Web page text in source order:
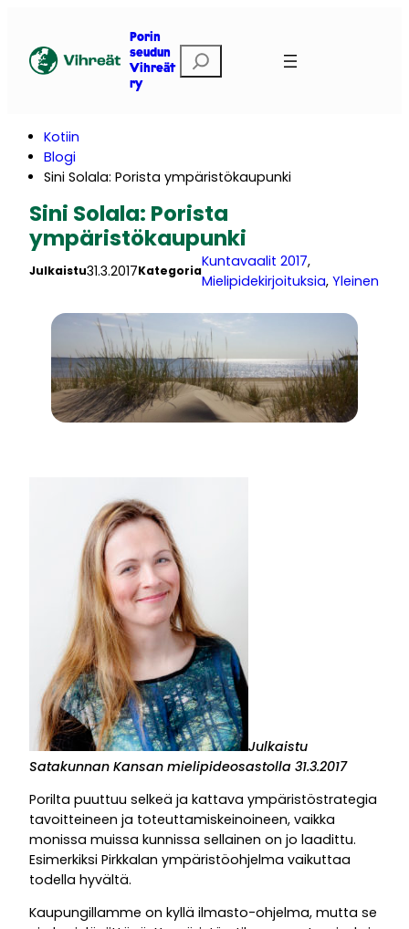
Porin
seudun
Vihreät
ry
t
Kotiin
Blogi
Sini Solala: Porista ympäristökaupunki
Sini Solala: Porista
ympäristökaupunki
Julkaistu31.3.2017Kategoria
Kuntavaalit 2017
Mielipidekirjoituksia, Yleinen
Julkaistu
Satakunnan Kansan mielipideosastolla 31.3.2017
Porilta puuttuu selkeä ja kattava ympäristöstrategia
tavoitteineen ja toteuttamiskeinoineen, vaikka
monissa muissa kunnissa sellainen on jo laadittu.
Esimerkiksi Pirkkalan ympäristöohjelma vaikuttaa
todella hyvältä.
Kaupungillamme on kyllä ilmasto-ohjelma, mutta se